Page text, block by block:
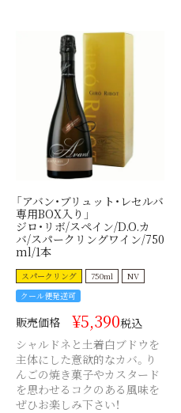
「アバン・ブリュット・レセルバ
専用BOX入り」
ジロ・リボ/スペイン/D.O.カ
バ/スパークリングワイン/750
ml/1本
スパークリング 750ml
NV
クール便発送可
販売価格 ¥5,390税込
シャルドネと土着白ブドウを
主体にした意欲的なカバ。り
んごの焼き菓子やカスタード
を思わせるコクのある風味を
ぜひお楽しみ下さい！